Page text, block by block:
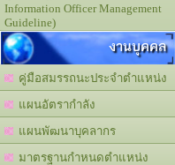
Information Officer Management
Guideline)
งานบุคคล
คู่มือสมรรถนะประจำตำแหน่ง
แผนอัตรากำลัง
แผนพัฒนาบุคลากร
มาตรฐานกำหนดตำแหน่ง